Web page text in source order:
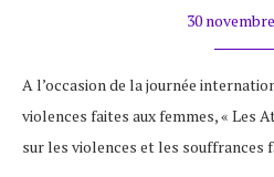
30
A l’occasion de la journée
violences faites aux femmes, « Les
sur les violences et les souffrances